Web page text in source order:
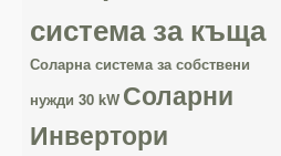
система за къща
Соларна система за собствени
нужди 30 kW Соларни
Инвертори